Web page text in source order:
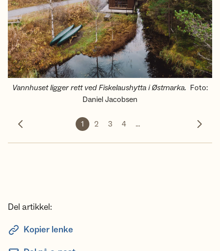
Vannhuset ligger rett ved Fiskelaushytta i Østmarka. Foto:
Daniel Jacobsen
Forrige bilde
1 2 3 4 ...
Del artikkel:
Kopier lenke